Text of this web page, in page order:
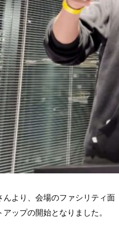
より、会場のファシリティ面
ップの開始となりました。